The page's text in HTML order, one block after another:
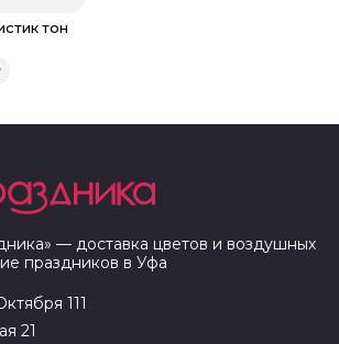
тон
» — доставка цветов и воздушных
праздников в Уфа
111
21